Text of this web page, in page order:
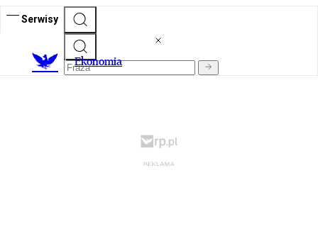
Serwisy
Ekonomia